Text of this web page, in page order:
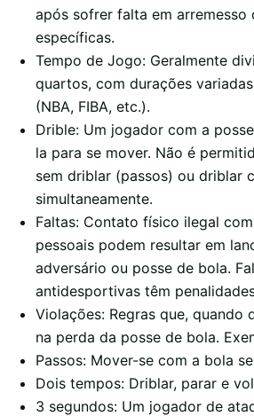
após sofrer falta em arremesso
específicas.
Tempo de Jogo: Geralmente
quartos, com durações
(NBA, FIBA, etc.).
Drible: Um jogador com a
la para se mover. Não é
sem driblar (passos) ou driblar
simultaneamente.
Faltas: Contato físico ilegal
pessoais podem resultar em
adversário ou posse de bola.
antidesportivas têm
Violações: Regras que, quando
na perda da posse de bola.
Passos: Mover-se com a bola
Dois tempos: Driblar, parar e
3 segundos: Um jogador de